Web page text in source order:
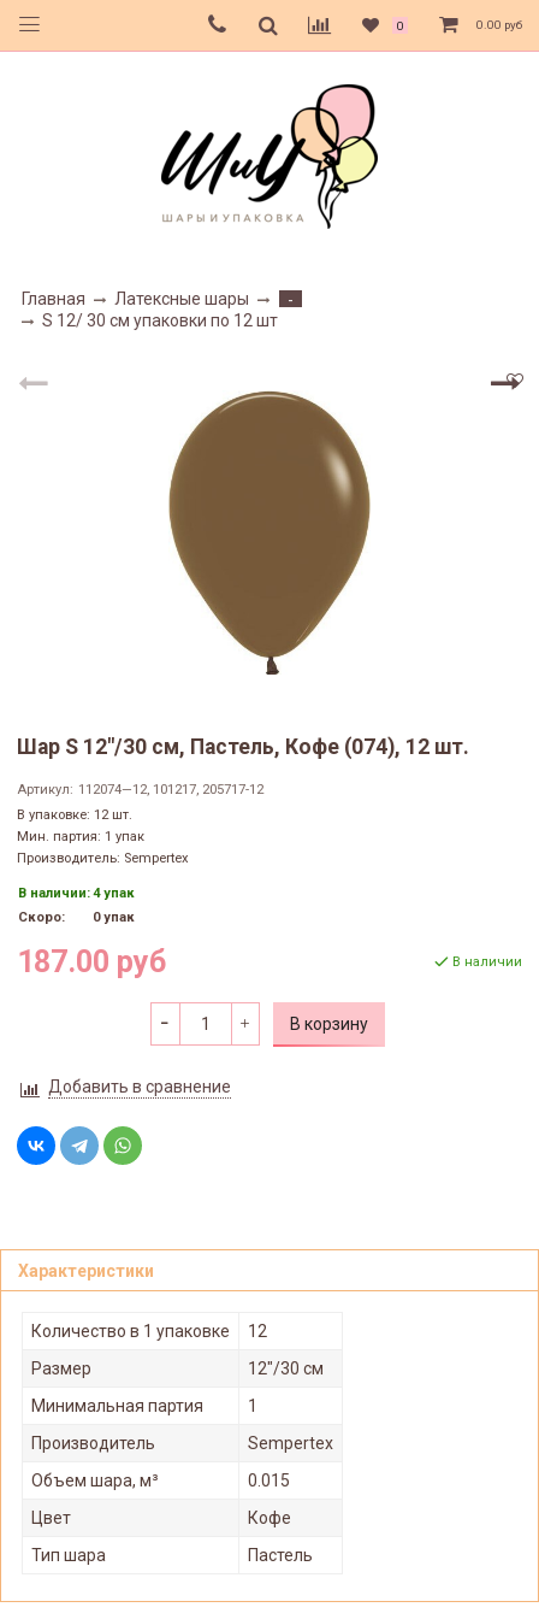
0 0.00 руб
Главная Латексные шары
-
S 12/ 30 см упаковки по 12 шт
Шар S 12"/30 см, Пастель, Кофе (074), 12 шт.
Артикул: 112074—12, 101217, 205717-12
В упаковке: 12 шт.
Мин. партия: 1 упак
Производитель: Sempertex
В наличии:4 упак
Скоро:
0 упак
187.00 руб В наличии
В корзину
Добавить в сравнение
Характеристики
Количество в 1 упаковке
12
Размер
12"/30 см
Минимальная партия
1
Производитель
Sempertex
Объем шара, м³
0.015
Цвет
Кофе
Тип шара
Пастель